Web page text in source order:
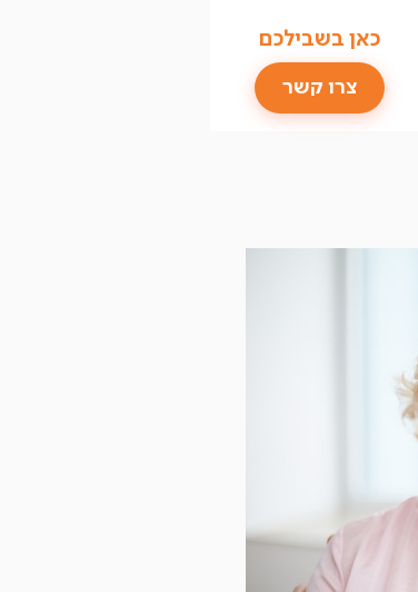
צרו קשר
כאן בשבילכם